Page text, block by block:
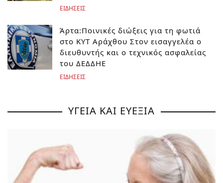
ΕΙΔΗΣΕΙΣ
Άρτα:Ποινικές διώξεις για τη φωτιά
στο ΚΥΤ Αράχθου Στον εισαγγελέα ο
διευθυντής και ο τεχνικός ασφαλείας
του ΔΕΔΔΗΕ
ΕΙΔΗΣΕΙΣ
ΥΓΕΙΑ ΚΑΙ ΕΥΕΞΙΑ